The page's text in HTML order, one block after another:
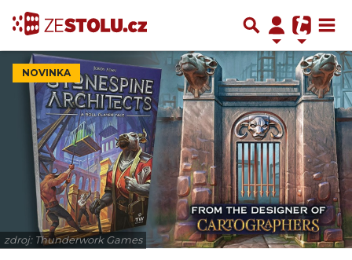
NOVINKA
zdroj: Thunderwork Games